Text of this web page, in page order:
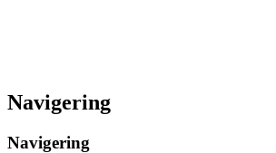
Navigering
Navigering